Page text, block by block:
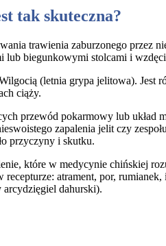
tak skuteczna?
trawienia zaburzonego przez
lub biegunkowymi stolcami i
(letnia grypa jelitowa).
ciąży.
przewód pokarmowy lub
zapalenia jelit czy
przyczyny i skutku.
które w medycynie chińskiej
atrament, por,
dahurski).